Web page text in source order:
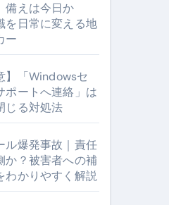
学 #ナレーター #小林将大
備えは今日か
を日常に変える地
ー
】「Windowsセ
ポートへ連絡」は
じる対処法
ル爆発事故｜責任
か？被害者への補
わかりやすく解説